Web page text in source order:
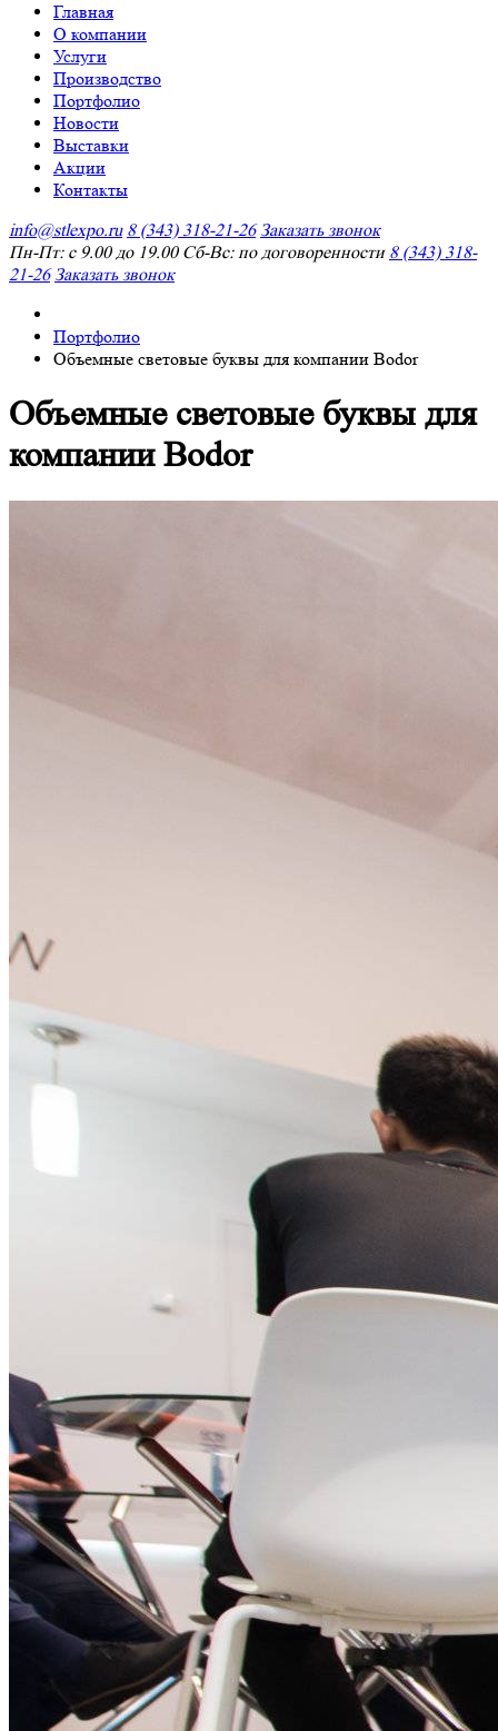
Главная
О компании
Услуги
Производство
Портфолио
Новости
Выставки
Акции
Контакты
info@stlexpo.ru 8 (343) 318-21-26 Заказать звонок
Пн-Пт: с 9.00 до 19.00 Сб-Вс: по договоренности 8 (343) 318-
21-26 Заказать звонок
Портфолио
Объемные световые буквы для компании Bodor
Объемные световые буквы для
компании Bodor